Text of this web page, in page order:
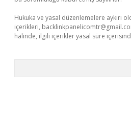
Hukuka ve yasal düzenlemelere aykırı
içerikleri,
halinde, ilgili içerikler yasal süre